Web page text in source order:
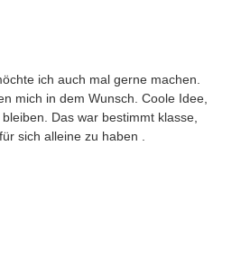
ich auch mal gerne machen.
mich in dem Wunsch. Coole Idee,
Das war bestimmt klasse,
sich alleine zu haben .